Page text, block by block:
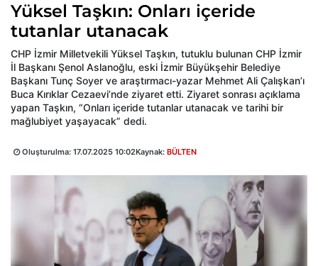
Yüksel Taşkın: Onları içeride
tutanlar utanacak
CHP İzmir Milletvekili Yüksel Taşkın, tutuklu bulunan CHP İzmir
İl Başkanı Şenol Aslanoğlu, eski İzmir Büyükşehir Belediye
Başkanı Tunç Soyer ve araştırmacı-yazar Mehmet Ali Çalışkan’ı
Buca Kırıklar Cezaevi’nde ziyaret etti. Ziyaret sonrası açıklama
yapan Taşkın, “Onları içeride tutanlar utanacak ve tarihi bir
mağlubiyet yaşayacak” dedi.
Oluşturulma: 17.07.2025 10:02Kaynak: BÜLTEN